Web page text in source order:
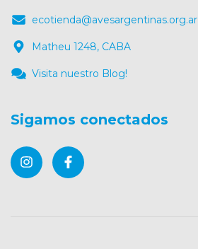
ecotienda@avesargentinas.org.ar
Matheu 1248, CABA
Visita nuestro Blog!
Sigamos conectados